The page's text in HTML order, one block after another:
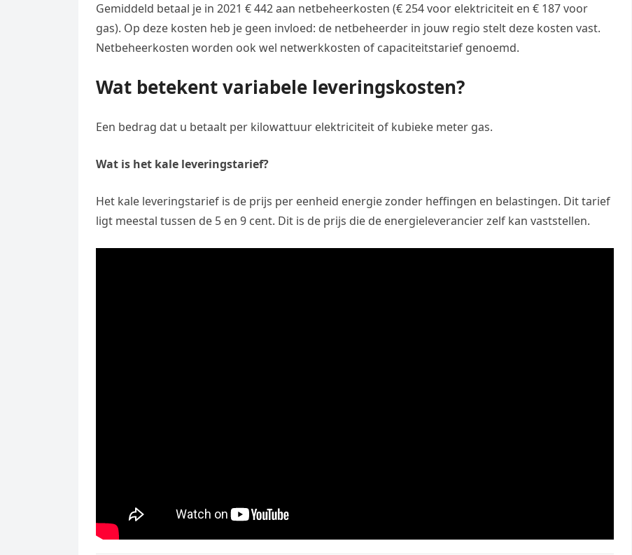
Gemiddeld betaal je in 2021 € 442 aan netbeheerkosten (€ 254 voor elektriciteit en € 187 voor
gas). Op deze kosten heb je geen invloed: de netbeheerder in jouw regio stelt deze kosten vast.
Netbeheerkosten worden ook wel netwerkkosten of capaciteitstarief genoemd.
Wat betekent variabele leveringskosten?
Een bedrag dat u betaalt per kilowattuur elektriciteit of kubieke meter gas.
Wat is het kale leveringstarief?
Het kale leveringstarief is de prijs per eenheid energie zonder heffingen en belastingen. Dit tarief
ligt meestal tussen de 5 en 9 cent. Dit is de prijs die de energieleverancier zelf kan vaststellen.